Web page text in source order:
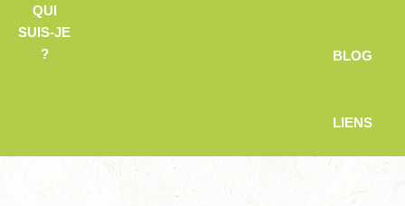
QUI
SUIS-JE
?
BLOG
LIENS